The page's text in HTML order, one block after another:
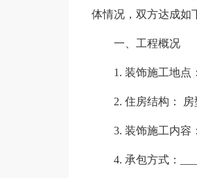
体情况，双方达成如
一、工程概况
1. 装饰施工地点：
2. 住房结构： 房
3. 装饰施工内容
4. 承包方式：